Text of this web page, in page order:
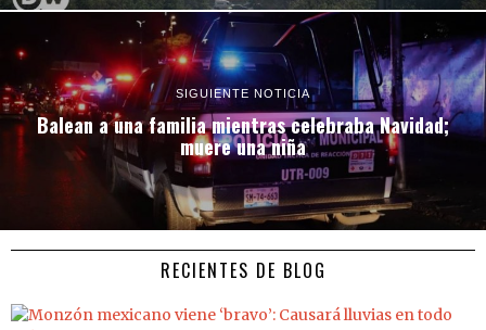
SIGUIENTE NOTICIA
Balean a una familia mientras celebraba Navidad;
muere una niña
RECIENTES DE BLOG